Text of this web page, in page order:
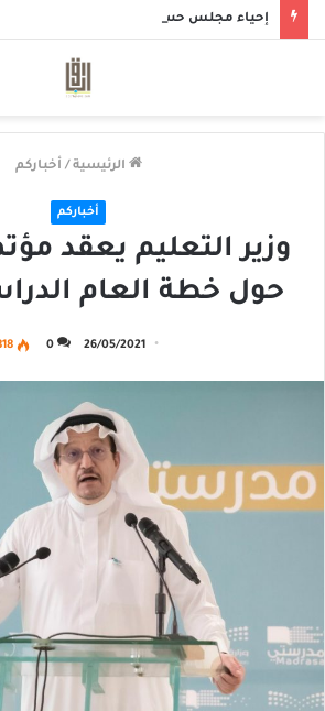
إحياء مجلس حسيني بمأتم الحاج أحمد
الرئيسية / أخباركم
أخباركم
وزير التعليم يعقد
حول خطة العام
26/05/2021
0